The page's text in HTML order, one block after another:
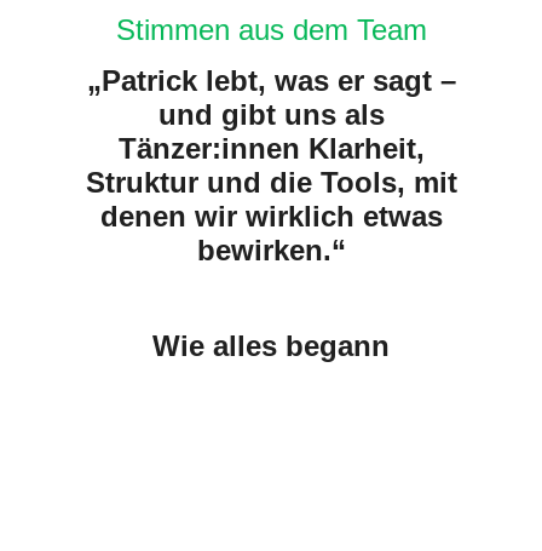
Stimmen aus dem Team
„Patrick lebt, was er sagt –
und gibt uns als
Tänzer:innen Klarheit,
Struktur und die Tools, mit
denen wir wirklich etwas
bewirken.“
Wie alles begann